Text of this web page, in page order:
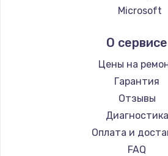
Ремонт ноутбуков
Ремонт ноутбуков
Ремонт
Ремонт ноутбуков
Ремонт ноутбуков
Ремонт ноутбуков
Ремонт ноутбуков
Ремонт ноутбуков
Microsoft
Aquarius
Gigabyte
Aorus
Maibenben
Getac
Epson
Philips
О сервисе
Цены на
Гарантия
Отзывы
Диагностика
Оплата и
FAQ